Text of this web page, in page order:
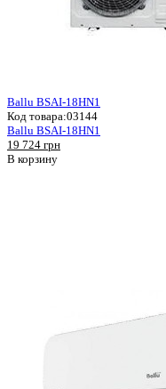
Ballu BSAI-18HN1
Код товара:03144
Ballu BSAI-18HN1
19 724 грн
В корзину